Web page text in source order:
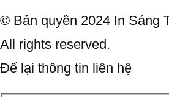
© Bản quyền 2024 In Sáng
All rights reserved.
Để lại thông tin liên hệ